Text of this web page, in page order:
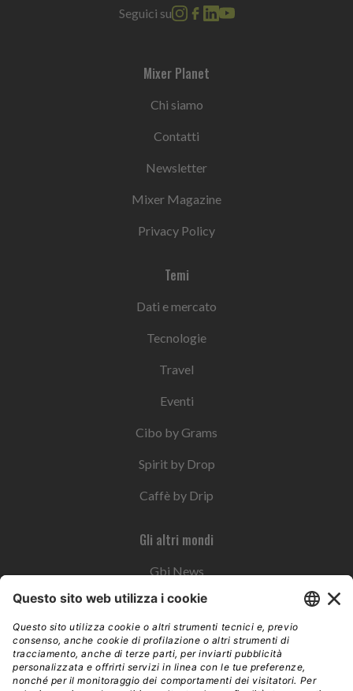
Seguici su
Mixer Planet
Chi siamo
Contatti
Newsletter
Mixer Magazine
Privacy Policy
Temi
Dati e mercato
Tecnologie
Travel
Eventi
Cibo by Grams
Spirit by Drop
Caffè by Drip
Gli altri mondi
Gbi News
Instoremag
Esplora il gruppo
Edra Edizioni